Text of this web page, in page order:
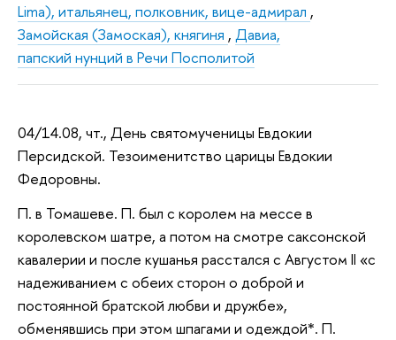
Lima), итальянец, полковник, вице-адмирал ,
Замойская (Замоская), княгиня , Давиа,
папский нунций в Речи Посполитой
04/14.08, чт., День святомученицы Евдокии
Персидской. Тезоименитство царицы Евдокии
Федоровны.
П. в Томашеве. П. был с королем на мессе в
королевском шатре, а потом на смотре саксонской
кавалерии и после кушанья расстался с Августом II «с
надеживанием с обеих сторон о доброй и
постоянной братской любви и дружбе»,
обменявшись при этом шпагами и одеждой*. П.